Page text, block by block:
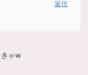
返信
ゃw